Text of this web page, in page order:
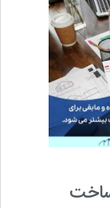
ساخت